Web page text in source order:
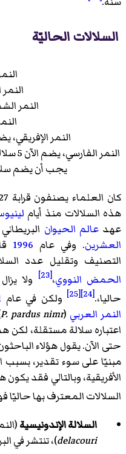
السلالات الحاليّة
النمر
النمر الإفريقي، يضم الآن 11
يجب أن يضم
هذه السلالات منذ أيام
عهدعالم الحيوان
العشرين. وفي عام 1996
التصنيف وتقليل عدد السلالات إلى 8 فقط،
الحمض النووي،[23]
ولا
حاليا،.[24]
[25] ولكن في عام
النمر العربي (
P. pardus nimr
اعتباره سلالة مستقلة،
حتى الآن. يقول هؤلاء
مبنيّا على سوء تقدير،
الأفريقية، وبالتالي فقد
السلالات المعترف بها حاليّا
السلالة الإندونيسية
delacouri)، تنتشر في